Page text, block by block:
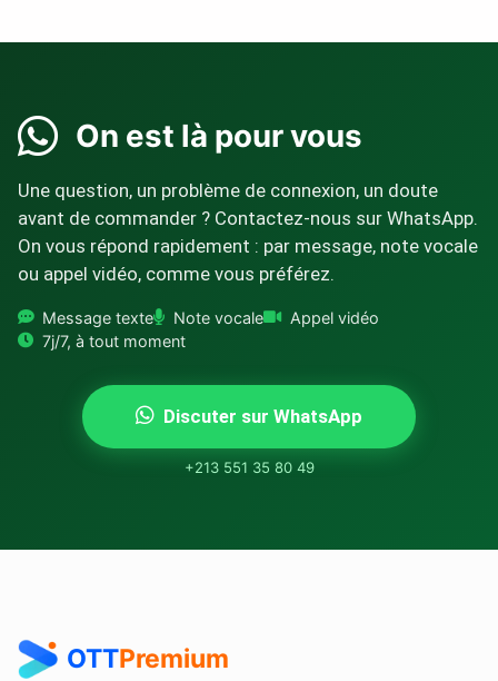
On est là pour vous
Une question, un problème de connexion, un doute
avant de commander ? Contactez-nous sur WhatsApp.
On vous répond rapidement : par message, note vocale
ou appel vidéo, comme vous préférez.
Message texte Note vocale
Appel vidéo
7j/7, à tout moment
Discuter sur WhatsApp
+213 551 35 80 49
OTTPremium